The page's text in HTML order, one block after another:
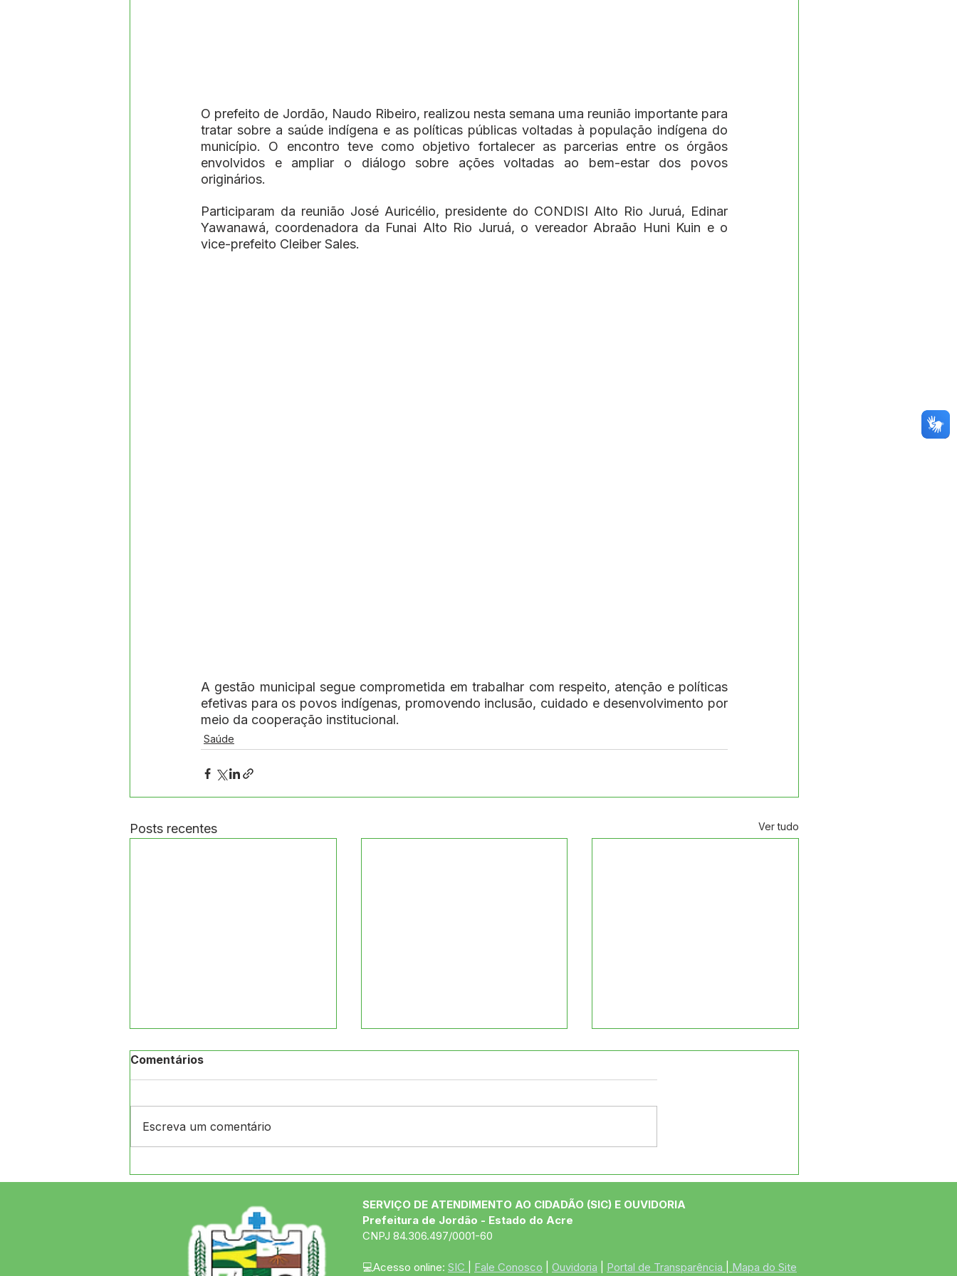
O prefeito de Jordão, Naudo Ribeiro, realizou nesta semana uma reunião importante para
tratar sobre a saúde indígena e as políticas públicas voltadas à população indígena do
município. O encontro teve como objetivo fortalecer as parcerias entre os órgãos
envolvidos e ampliar o diálogo sobre ações voltadas ao bem-estar dos povos
originários.
Participaram da reunião José Auricélio, presidente do CONDISI Alto Rio Juruá, Edinar
Yawanawá, coordenadora da Funai Alto Rio Juruá, o vereador Abraão Huni Kuin e o
vice-prefeito Cleiber Sales.
A gestão municipal segue comprometida em trabalhar com respeito, atenção e políticas
efetivas para os povos indígenas, promovendo inclusão, cuidado e desenvolvimento por
meio da cooperação institucional.
Saúde
Posts recentes Ver tudo
JORDÃO!
abertura da 7ª
Conferência Municipal de
Saúde em Jordão
Comentários
Escreva um comentário
SERVIÇO DE ATENDIMENTO AO CIDADÃO (SIC) E OUVIDORIA
Prefeitura de Jordão - Estado do Acre
CNPJ 84.306.497/0001-60
💻Acesso online: SIC Fale Conosco Ouvidoria Portal de Transparência Mapa do Site